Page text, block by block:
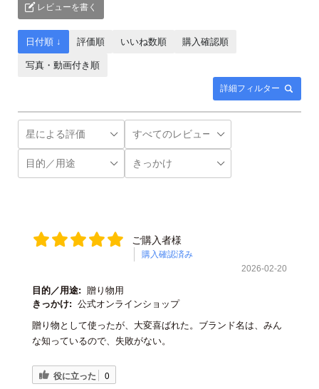
レビューを書く
詳細フィルター
日付順 ↓ 評価順 いいね数順 購入確認順
写真・動画付き順
ご購入者様
購入確認済み
2026-02-20
目的／用途: 贈り物用
きっかけ: 公式オンラインショップ
贈り物として使ったが、大変喜ばれた。ブランド名は、みん
な知っているので、失敗がない。
役に立った 0